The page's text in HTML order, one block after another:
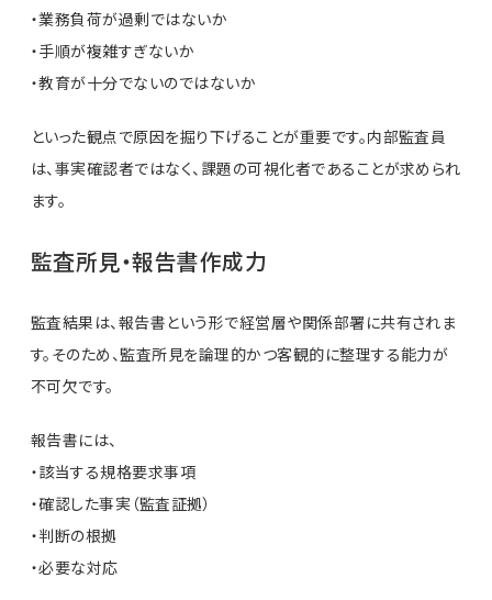
・業務負荷が過剰ではないか
・手順が複雑すぎないか
・教育が十分でないのではないか
といった観点で原因を掘り下げることが重要です。内部監査員
は、事実確認者ではなく、課題の可視化者であることが求められ
ます。
監査所見・報告書作成力
監査結果は、報告書という形で経営層や関係部署に共有されま
す。そのため、監査所見を論理的かつ客観的に整理する能力が
不可欠です。
報告書には、
・該当する規格要求事項
・確認した事実（監査証拠）
・判断の根拠
・必要な対応